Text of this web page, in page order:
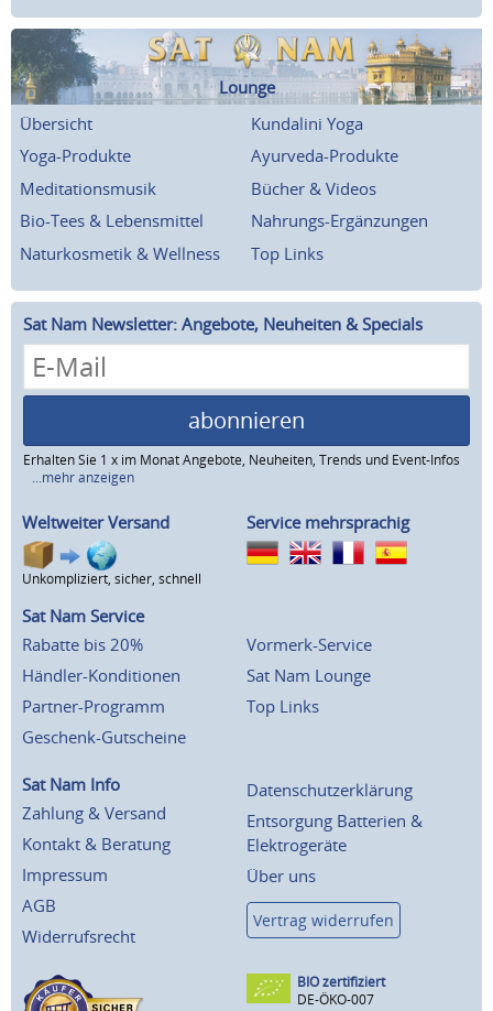
Lounge
Übersicht
Kundalini Yoga
Yoga-Produkte
Ayurveda-Produkte
Meditationsmusik
Bücher & Videos
Bio-Tees & Lebensmittel
Nahrungs-Ergänzungen
Naturkosmetik & Wellness
Top Links
Sat Nam Newsletter: Angebote, Neuheiten & Specials
abonnieren
Erhalten Sie 1 x im Monat Angebote, Neuheiten, Trends und Event-Infos
...mehr anzeigen
Weltweiter Versand
Unkompliziert, sicher, schnell
Service mehrsprachig
Sat Nam Service
Rabatte bis 20%
Händler-Konditionen
Partner-Programm
Geschenk-Gutscheine
Vormerk-Service
Sat Nam Lounge
Top Links
Sat Nam Info
Zahlung & Versand
Kontakt & Beratung
Impressum
AGB
Widerrufsrecht
Datenschutzerklärung
Entsorgung Batterien &
Elektrogeräte
Über uns
Vertrag widerrufen
BIO zertifiziert
DE-ÖKO-007